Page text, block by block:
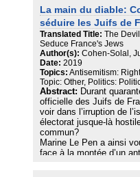
l’enseignant expert »
certaines situations
inspirée des travaux de
violence délinquante
stratège, combattant
sont les différentes
recherche.
perspective, l'enquête
la famille (époux/
telle démarche permet
familiale. Elle aussi rend
transformation de la
par rapport à la judaïté
collective soviétique et
recherche explore donc
portant une attention
cas d'appartenance
familiales
La main du diable:
séduire les Juifs de
Translated Title: The
Seduce France's Jews
Author(s): Cohen-Solal,
Date: 2019
Topics: Antisemitism:
Topic: Other, Politics:
Abstract: Durant
officielle des Juifs de
voir dans l’irruption de
électorat jusque-là
commun?
Marine Le Pen a ainsi
face à la montée d’un